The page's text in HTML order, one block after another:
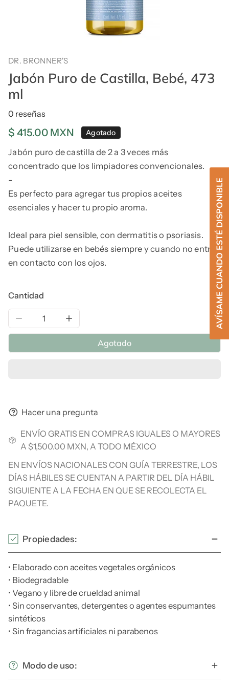
DR. BRONNER'S
Jabón Puro de Castilla, Bebé, 473
ml
0 reseñas
Precio
regular
$ 415.00 MXN Agotado
Jabón puro de castilla de 2 a 3 veces más
concentrado que los limpiadores convencionales.
-
Es perfecto para agregar tus propios aceites
esenciales y hacer tu propio aroma.
Ideal para piel sensible, con dermatitis o psoriasis.
Puede utilizarse en bebés siempre y cuando no entre
en contacto con los ojos.
Cantidad
Reducir la cantidad de Jabón Puro de Castilla, Bebé,
Aumentar la cantidad de Jabón Puro de
Agotado
Hacer una pregunta
ENVÍO GRATIS EN COMPRAS IGUALES O MAYORES
A $1,500.00 MXN, A TODO MÉXICO
EN ENVÍOS NACIONALES CON GUÍA TERRESTRE, LOS
DÍAS HÁBILES SE CUENTAN A PARTIR DEL DÍA HÁBIL
SIGUIENTE A LA FECHA EN QUE SE RECOLECTA EL
PAQUETE.
Propiedades:
• Elaborado con aceites vegetales orgánicos
• Biodegradable
• Vegano y libre de crueldad animal
• Sin conservantes, detergentes o agentes espumantes
sintéticos
• Sin fragancias artificiales ni parabenos
Modo de uso:
AVÍSAME CUANDO ESTÉ DISPONIBLE